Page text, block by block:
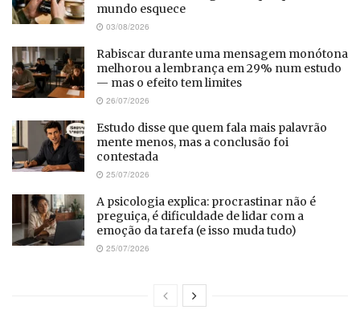
mundo esquece
03/08/2026
Rabiscar durante uma mensagem monótona
melhorou a lembrança em 29% num estudo
— mas o efeito tem limites
26/07/2026
Estudo disse que quem fala mais palavrão
mente menos, mas a conclusão foi
contestada
25/07/2026
A psicologia explica: procrastinar não é
preguiça, é dificuldade de lidar com a
emoção da tarefa (e isso muda tudo)
25/07/2026